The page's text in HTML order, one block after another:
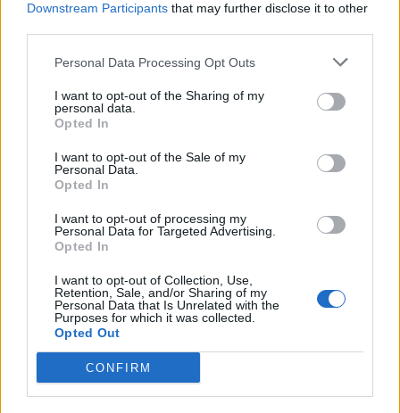
Downstream Participants that may further disclose it to other
Personal Data Processing Opt Outs
I want to opt-out of the Sharing of my
personal data.
Opted In
I want to opt-out of the Sale of my
Personal Data.
Opted In
I want to opt-out of processing my
Personal Data for Targeted Advertising.
Opted In
I want to opt-out of Collection, Use,
Retention, Sale, and/or Sharing of my
Personal Data that Is Unrelated with the
Purposes for which it was collected.
Opted Out
CONFIRM
Μνημόνιο συνεργασίας ΠΑΠΕΛ – 6ης ΥΠΕ
και Κ.Υ. Αρεόπολης και Νεμέας για
22 Ιουλίου 2023 08:16